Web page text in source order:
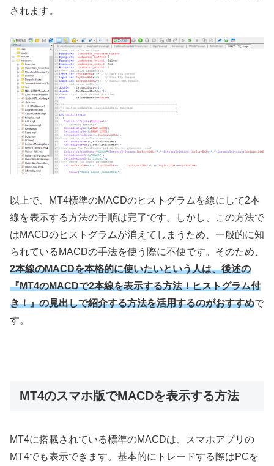
されます。
以上で、 MT4標準のMACDのヒストグラムを線にして2本
線を表示する方法の手順は完了です。しかし、この方法で
はMACDのヒストグラムが消えてしまうため、一般的に知
られている MACDの手法を使う際に不便です。そのため、
2本線のMACDを本格的に使いたいという人は、後述の
『MT4のMACDで2本線を表示する方法！ヒストグラム付
き！』の見出しで紹介する方法を活用するのがおすすめで
す。
MT4のスマホ版でMACDを表示する方法
MT4に搭載されている標準のMACDは、スマホアプリの
MT4でも表示できます。基本的にトレードする際はPCを